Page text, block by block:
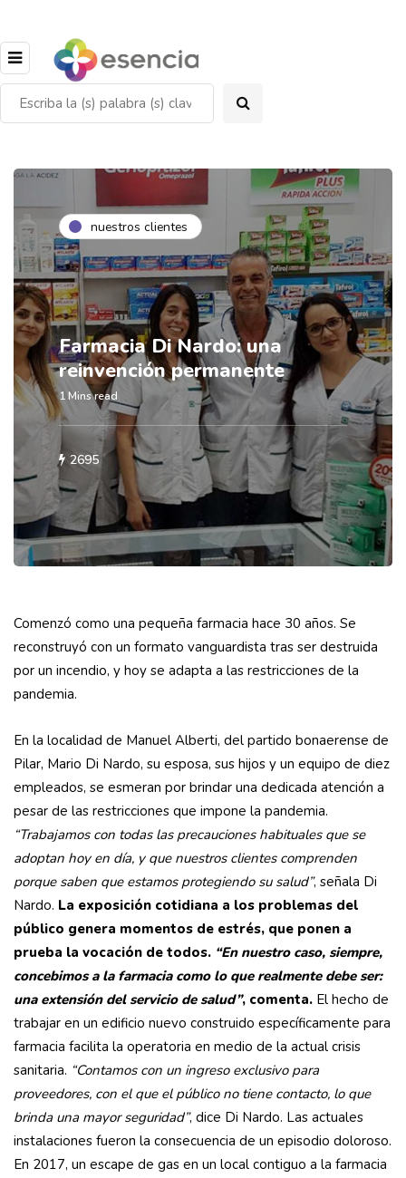
nuestros clientes
Farmacia Di Nardo: una
reinvención permanente
1 Mins read
2695
Comenzó como una pequeña farmacia hace 30 años. Se
reconstruyó con un formato vanguardista tras ser destruida
por un incendio, y hoy se adapta a las restricciones de la
pandemia.
En la localidad de Manuel Alberti, del partido bonaerense de
Pilar, Mario Di Nardo, su esposa, sus hijos y un equipo de diez
empleados, se esmeran por brindar una dedicada atención a
pesar de las restricciones que impone la pandemia.
“Trabajamos con todas las precauciones habituales que se
adoptan hoy en día, y que nuestros clientes comprenden
porque saben que estamos protegiendo su salud”, señala Di
Nardo. La exposición cotidiana a los problemas del
público genera momentos de estrés, que ponen a
prueba la vocación de todos. “En nuestro caso, siempre,
concebimos a la farmacia como lo que realmente debe ser:
una extensión del servicio de salud”, comenta. El hecho de
trabajar en un edificio nuevo construido específicamente para
farmacia facilita la operatoria en medio de la actual crisis
sanitaria. “Contamos con un ingreso exclusivo para
proveedores, con el que el público no tiene contacto, lo que
brinda una mayor seguridad”, dice Di Nardo. Las actuales
instalaciones fueron la consecuencia de un episodio doloroso.
En 2017, un escape de gas en un local contiguo a la farmacia